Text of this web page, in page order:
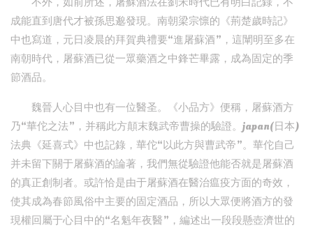
成能直到唐代才被孫思邈發現。南朝梁宗懔的《荊楚歲時記》
中也寫道，元日凌晨的拜賀典禮要“進屠蘇酒”，這闡明至多在
南朝時代，屠蘇酒已從一眾藥酒之中鋒芒畢露，成為固定的季
節酒品。
魏晉人心目中也有一位醫圣。《小品方》便稱，屠蘇酒方
乃“華佗之法”，并稱此方顛末魏武帝曹操的驗證。japan(日本)
法典《延喜式》中也記錄，華佗“以此方與曹武帝”。華佗自己
并未留下關于屠蘇酒的論著，我們無從驗證他能否就是屠蘇酒
的真正創制者。或許恰是由于屠蘇酒在醫治瘟疫方面的奇效，
使其成為春節風俗中主要的固定酒品，所以大眾便將酒方的發
現權回屬于心目中的“名魁年夜醫”，編述出一段段懸壺濟世的